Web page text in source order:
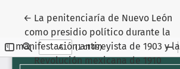
← Volver a los detalles del artículo
La penitenciaría de Nuevo León
como presidio político durante la
manifestación antireyista de 1903 y la
Revolución mexicana de 1910